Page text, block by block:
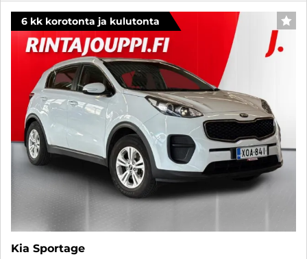
6 kk korotonta ja kulutonta
Kia Sportage